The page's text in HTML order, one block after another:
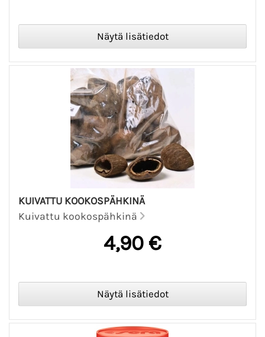
KUIVATTU KOOKOSPÄHKINÄ
Kuivattu kookospähkinä
4,90 €